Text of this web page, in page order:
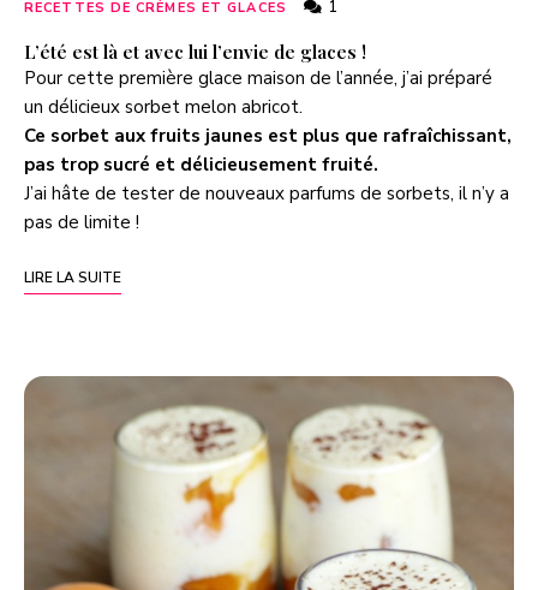
RECETTES DE CRÈMES ET GLACES 1
L’été est là et avec lui l’envie de glaces !
Pour cette première glace maison de l’année, j’ai préparé
un délicieux sorbet melon abricot.
Ce sorbet aux fruits jaunes est plus que rafraîchissant,
pas trop sucré et délicieusement fruité.
J’ai hâte de tester de nouveaux parfums de sorbets, il n’y a
pas de limite !
LIRE LA SUITE